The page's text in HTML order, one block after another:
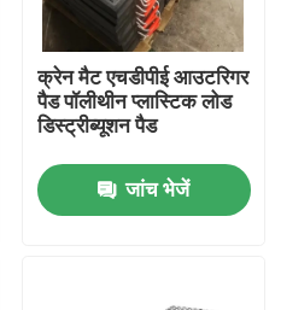
क्रेन मैट एचडीपीई आउटरिगर
पैड पॉलीथीन प्लास्टिक लोड
डिस्ट्रीब्यूशन पैड
जांच भेजें